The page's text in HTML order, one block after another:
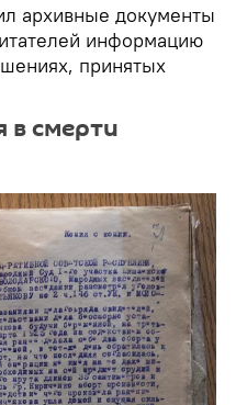
архивные документы
информацию
принятых
в смерти